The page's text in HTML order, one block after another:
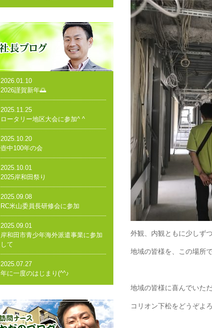
外観、内観ともに少しず
地域の皆様を、この場所
地域の皆様に喜んでいた
コリオン下松をどうぞよ
2026.01.10
2026謹賀新年🌅
2025.11.25
ロータリー地区大会に参加^ ^
2025.10.20
壺中100年の会
2025.10.01
2025岸和田祭り
2025.09.08
RC米山委員長研修会に参加
2025.09.01
岸和田市青少年海外派遣事業に参加
して
2025.07.27
年に一度のはじまり(^^♪